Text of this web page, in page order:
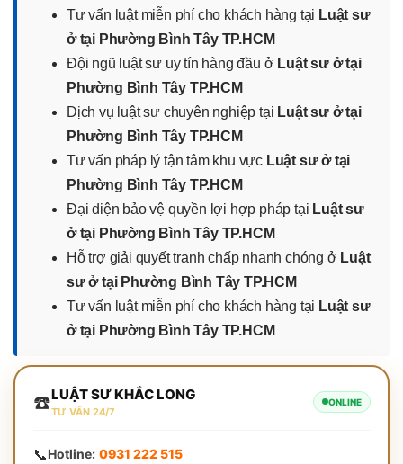
Tư vấn luật miễn phí cho khách hàng tại Luật sư
ở tại Phường Bình Tây TP.HCM
Đội ngũ luật sư uy tín hàng đầu ở Luật sư ở tại
Phường Bình Tây TP.HCM
Dịch vụ luật sư chuyên nghiệp tại Luật sư ở tại
Phường Bình Tây TP.HCM
Tư vấn pháp lý tận tâm khu vực Luật sư ở tại
Phường Bình Tây TP.HCM
Đại diện bảo vệ quyền lợi hợp pháp tại Luật sư
ở tại Phường Bình Tây TP.HCM
Hỗ trợ giải quyết tranh chấp nhanh chóng ở Luật
sư ở tại Phường Bình Tây TP.HCM
Tư vấn luật miễn phí cho khách hàng tại Luật sư
ở tại Phường Bình Tây TP.HCM
☎️LUẬT SƯ KHẮC LONG
TƯ VẤN 24/7
ONLINE
📞Hotline: 0931 222 515